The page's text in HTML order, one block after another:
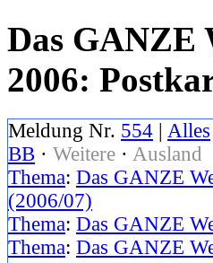
Das GANZE
2006:
Meldung Nr. 554 Alles
BB · Weitere · Ausland
Thema: Das GANZE
(2006/07)
Thema: Das GANZE
Thema: Das GANZE